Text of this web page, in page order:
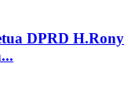
DPRD H.Rony